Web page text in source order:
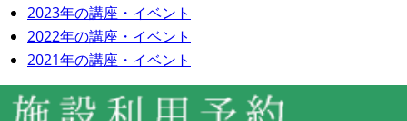
2023年の講座・イベント
2022年の講座・イベント
2021年の講座・イベント